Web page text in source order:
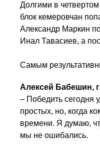
Долгими в
блок кемеровчан
Александр Маркин
Инал Тавасиев, а
Самым
Алексей Бабешин,
– Победить сегодня
простых, но, когда
времени. Я думаю,
мы не ошибались.